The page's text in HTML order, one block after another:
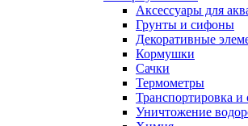
Аксессуары для
Грунты и сифоны
Декоративные
Кормушки
Сачки
Термометры
Транспортировка и
Уничтожение